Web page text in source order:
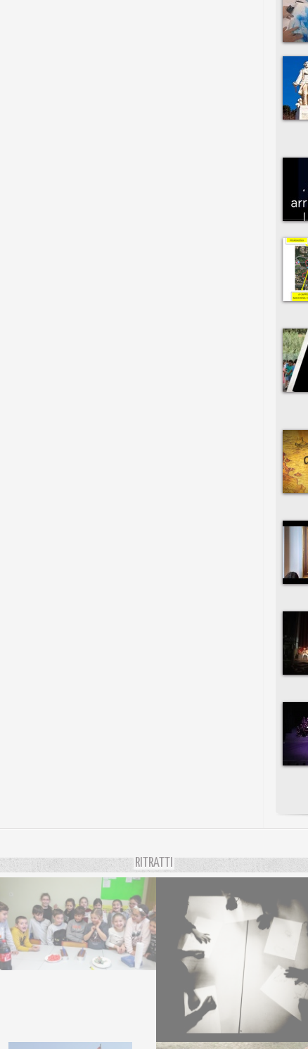
RITRATTI